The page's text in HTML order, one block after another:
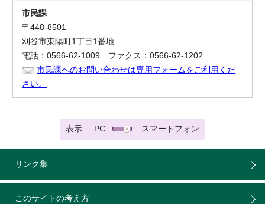
市民課
〒448-8501
刈谷市東陽町1丁目1番地
電話：0566-62-1009 ファクス：0566-62-1202
市民課へのお問い合わせは専用フォームをご利用くだ
さい。
表示 PC スマートフォン
リンク集
このサイトの考え方